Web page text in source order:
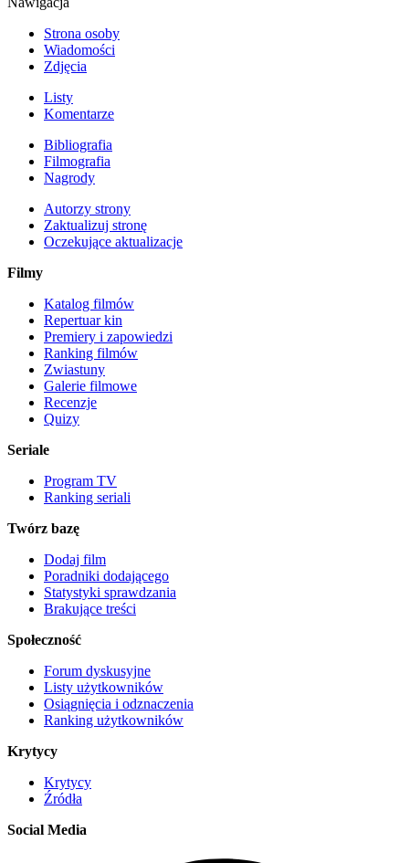
Strona osoby
Wiadomości
Zdjęcia
Listy
Komentarze
Bibliografia
Filmografia
Nagrody
Autorzy strony
Zaktualizuj stronę
Oczekujące aktualizacje
Filmy
Katalog filmów
Repertuar kin
Premiery i zapowiedzi
Ranking filmów
Zwiastuny
Galerie filmowe
Recenzje
Quizy
Seriale
Program TV
Ranking seriali
Twórz bazę
Dodaj film
Poradniki dodającego
Statystyki sprawdzania
Brakujące treści
Społeczność
Forum dyskusyjne
Listy użytkowników
Osiągnięcia i odznaczenia
Ranking użytkowników
Krytycy
Krytycy
Źródła
Social Media